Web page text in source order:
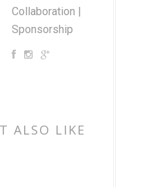
Collaboration |
Sponsorship
ALSO LIKE